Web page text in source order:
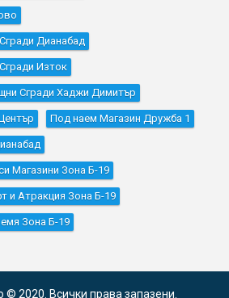
Дианабад
Изток
Сгради Хаджи Димитър
Под наем Магазин Дружба 1
Магазини Зона Б-19
и Атракция Зона Б-19
Зона Б-19
© 2020. Всички права запазени.